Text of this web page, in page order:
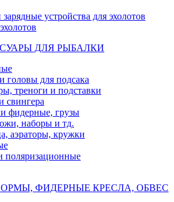
устройства для эхолотов
ДЛЯ РЫБАЛКИ
головы для подсака
треноги и подставки
свингера
фидерные, грузы
наборы и тд.
аэраторы, кружки
поляризационные
ФИДЕРНЫЕ КРЕСЛА, ОБВЕС